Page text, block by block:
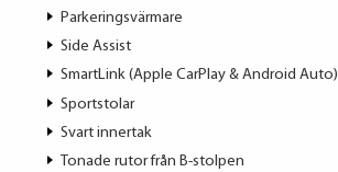
Parkeringsvärmare
Side Assist
SmartLink (Apple CarPlay & Android Auto)
Sportstolar
Svart innertak
Tonade rutor från B-stolpen